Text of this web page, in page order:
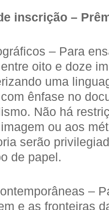
inscrição –
– Para
oito e doze
uma
ênfase no
Não há
ou aos
serão
de papel.
–
e as fronteiras